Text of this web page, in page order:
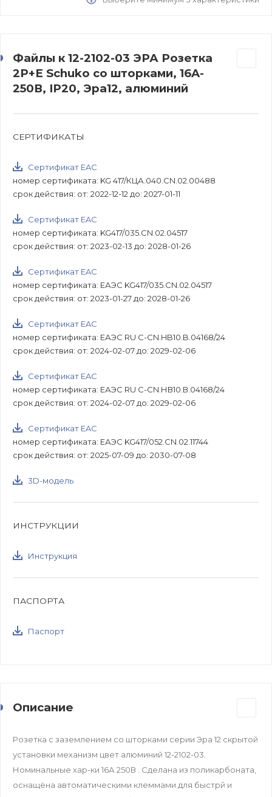
Файлы к 12-2102-03 ЭРА Розетка
2P+E Schuko со шторками, 16A-
250В, IP20, Эра12, алюминий
СЕРТИФИКАТЫ
Сертификат EAC
номер сертификата: KG 417/КЦА.040.CN.02.00488
срок действия: от: 2022-12-12 до: 2027-01-11
Сертификат EAC
номер сертификата: KG417/035.CN.02.04517
срок действия: от: 2023-02-13 до: 2028-01-26
Сертификат EAC
номер сертификата: ЕАЭС KG417/035.CN.02.04517
срок действия: от: 2023-01-27 до: 2028-01-26
Сертификат EAC
номер сертификата: ЕАЭС RU С-CN.HB10.B.04168/24
срок действия: от: 2024-02-07 до: 2029-02-06
Сертификат EAC
номер сертификата: ЕАЭС RU С-CN.НВ10.В.04168/24
срок действия: от: 2024-02-07 до: 2029-02-06
Сертификат EAC
номер сертификата: ЕАЭС KG417/052.CN.02.11744
срок действия: от: 2025-07-09 до: 2030-07-08
3D-модель
ИНСТРУКЦИИ
Инструкция
ПАСПОРТА
Паспорт
Описание
Розетка с заземлением со шторками серии Эра 12 скрытой
установки механизм цвет алюминий 12-2102-03.
Номинальные хар-ки 16А 250В . Сделана из поликарбоната,
оснащёна автоматическими клеммами для быстрй и